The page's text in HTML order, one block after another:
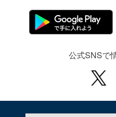
公式SNSで